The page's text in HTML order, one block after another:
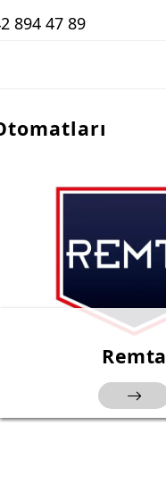
894 47 89
Remta